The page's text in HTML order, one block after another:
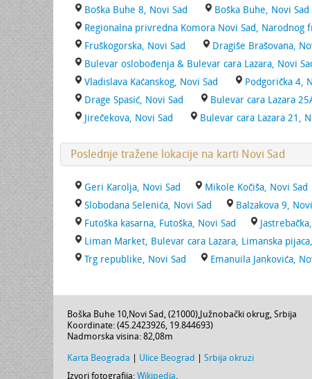
Boška Buhe 8, Novi Sad Boška Buhe, Novi Sad
Regionalna privredna Komora Novi Sad, Narodnog
Fruškogorska, Novi Sad
Dragiše Brašovana,
Bulevar oslobođenja & Bulevar cara Lazara, Novi
Vladislava Kaćanskog, Novi Sad
Podgorička 4,
Drage Spasić, Novi Sad
Bulevar cara Lazara
Jirečekova, Novi Sad
Bulevar cara Lazara 21,
Poslednje tražene lokacije na karti Novi Sad
Geri Karolja, Novi Sad Mikole Kočiša, Novi Sad
Slobodana Selenića, Novi Sad
Balzakova 9,
Futoška kasarna, Futoška, Novi Sad
Liman Market, Bulevar cara Lazara, Limanska
Trg republike, Novi Sad
Emanuila Jankovića,
Boška Buhe 10,Novi Sad, (21000), Južnobački okrug, Srbija
Koordinate: (45.2423926, 19.844693)
Nadmorska visina: 82,08m
Karta Beograda Ulice Beograd
Srbija okruzi
Izvori fotografija: Wikipedia.